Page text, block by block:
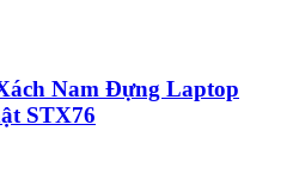
Nam Đựng Laptop
STX76